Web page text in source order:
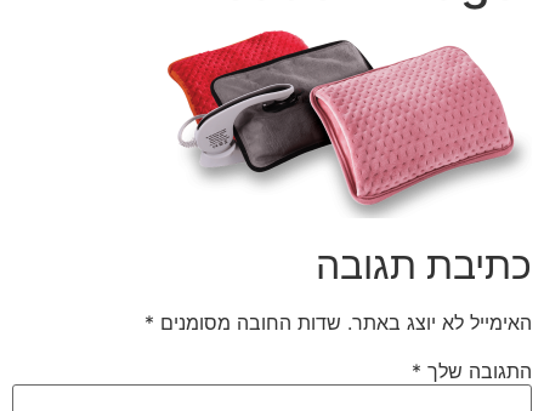
כתיבת תגובה
האימייל לא יוצג באתר. שדות החובה מסומנים *
התגובה שלך *